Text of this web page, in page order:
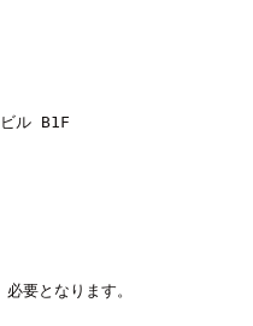
ル B1F
要となります。